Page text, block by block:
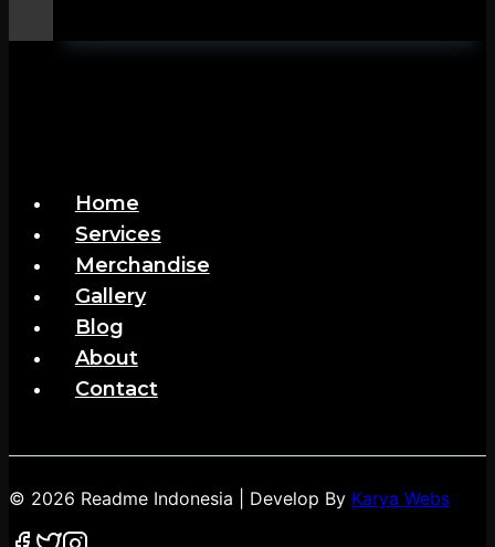
Home
Services
Merchandise
Gallery
Blog
About
Contact
© 2026 Readme Indonesia | Develop By Karya Webs